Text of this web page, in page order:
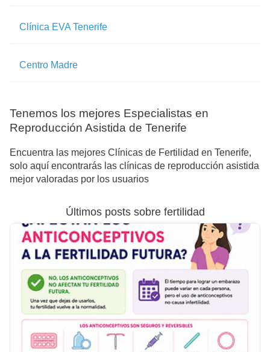
Clínica EVA Tenerife
Centro Madre
Tenemos los mejores Especialistas en
Reproducción Asistida de Tenerife
Encuentra las mejores Clínicas de Fertilidad en Tenerife,
solo aquí encontrarás las clínicas de reproducción asistida
mejor valoradas por los usuarios
Últimos posts sobre fertilidad